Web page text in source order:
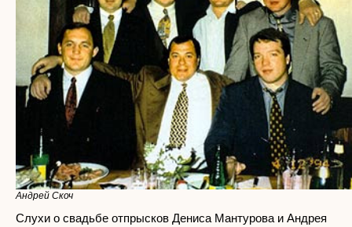
Андрей Скоч
Слухи о свадьбе отпрысков Дениса Мантурова и Андрея